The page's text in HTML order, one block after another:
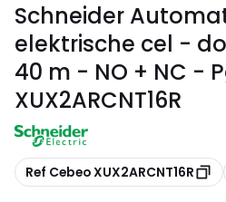
Schneider
elektrische cel -
40 m - NO + NC -
XUX2ARCNT16R
Kopiëren
Ref Cebeo XUX2ARCNT16R